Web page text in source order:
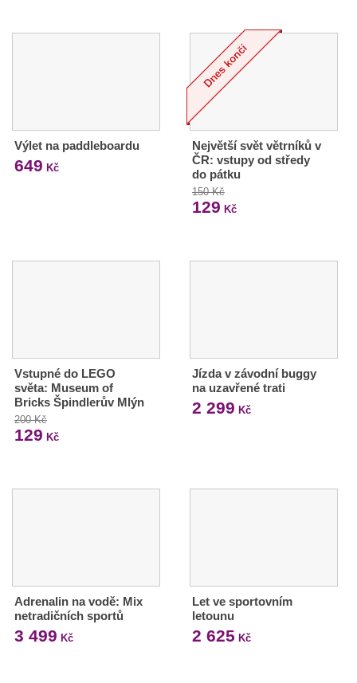
Výlet na paddleboardu
649 Kč
Největší svět větrníků v
ČR: vstupy od středy
do pátku
150 Kč
129 Kč
Vstupné do LEGO
světa: Museum of
Bricks Špindlerův Mlýn
200 Kč
129 Kč
Jízda v závodní buggy
na uzavřené trati
2 299 Kč
Adrenalin na vodě: Mix
netradičních sportů
3 499 Kč
Let ve sportovním
letounu
2 625 Kč